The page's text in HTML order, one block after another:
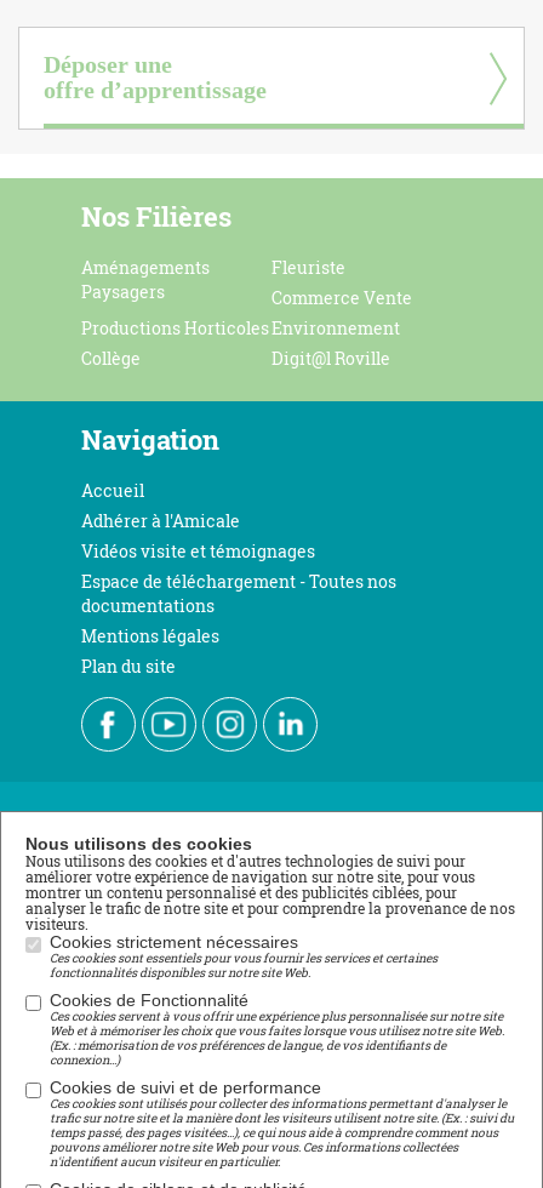
Déposer une
offre d’apprentissage
Nos Filières
Aménagements
Paysagers
Fleuriste
Commerce Vente
Productions HorticolesEnvironnement
Collège
Digit@l Roville
Navigation
Accueil
Adhérer à l'Amicale
Vidéos visite et témoignages
Espace de téléchargement - Toutes nos
documentations
Mentions légales
Plan du site
Nous contacter
École de Roville
3 rue du Stade
88700 ROVILLE AUX CHÊNES
Tél : 03 29 65 11 04
lycee@roville.fr
Centre de Formation Professionnelle
Girondel
88700 SAINT-MAURICE-SUR-MORTAGNE
Tél : 03 29 65 04 29
cfp@roville.fr
Nous utilisons des cookies
Nous utilisons des cookies et d'autres technologies de suivi pour
améliorer votre expérience de navigation sur notre site, pour vous
montrer un contenu personnalisé et des publicités ciblées, pour
analyser le trafic de notre site et pour comprendre la provenance de nos
visiteurs.
Cookies strictement nécessaires
Ces cookies sont essentiels pour vous fournir les services et certaines
fonctionnalités disponibles sur notre site Web.
Cookies de Fonctionnalité
Ces cookies servent à vous offrir une expérience plus personnalisée sur notre site
Web et à mémoriser les choix que vous faites lorsque vous utilisez notre site Web.
(Ex. : mémorisation de vos préférences de langue, de vos identifiants de
connexion...)
Cookies de suivi et de performance
Ces cookies sont utilisés pour collecter des informations permettant d'analyser le
trafic sur notre site et la manière dont les visiteurs utilisent notre site. (Ex. : suivi du
temps passé, des pages visitées...), ce qui nous aide à comprendre comment nous
pouvons améliorer notre site Web pour vous. Ces informations collectées
n'identifient aucun visiteur en particulier.